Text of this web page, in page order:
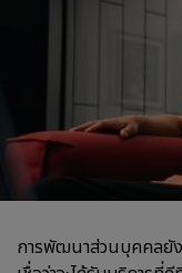
การพัฒนาส่วนบุคคลยัง